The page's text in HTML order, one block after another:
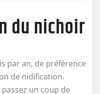
du nichoir
par an, de préférence
de nidification.
un coup de